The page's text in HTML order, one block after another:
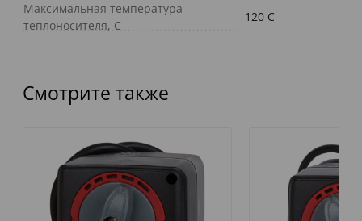
Максимальная температура
теплоносителя, С
120 C
Смотрите также